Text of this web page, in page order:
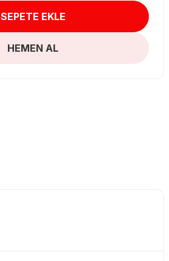
SEPETE EKLE
HEMEN AL